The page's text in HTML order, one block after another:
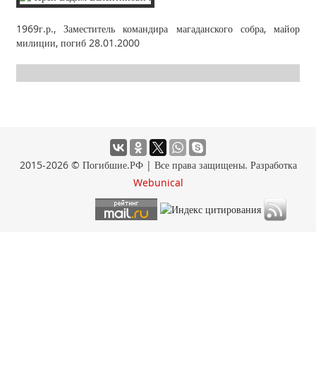
1969г.р., Заместитель командира магаданского собра, майор
милиции, погиб 28.01.2000
2015-2026 © Погибшие.РФ | Все права защищены. Разработка
Webunical